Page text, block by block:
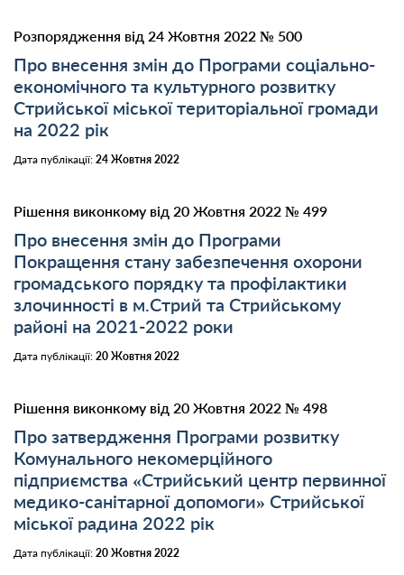
Розпорядження від 24 Жовтня 2022 № 500
Про внесення змін до Програми соціально-
економічного та культурного розвитку
Стрийської міської територіальної громади
на 2022 рік
Дата публікації: 24 Жовтня 2022
Рішення виконкому від 20 Жовтня 2022 № 499
Про внесення змін до Програми
Покращення стану забезпечення охорони
громадського порядку та профілактики
злочинності в м.Стрий та Стрийському
районі на 2021-2022 роки
Дата публікації: 20 Жовтня 2022
Рішення виконкому від 20 Жовтня 2022 № 498
Про затвердження Програми розвитку
Комунального некомерційного
підприємства «Стрийський центр первинної
медико-санітарної допомоги» Стрийської
міської радина 2022 рік
Дата публікації: 20 Жовтня 2022